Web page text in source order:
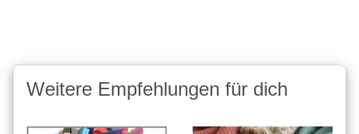
Weitere Empfehlungen für dich